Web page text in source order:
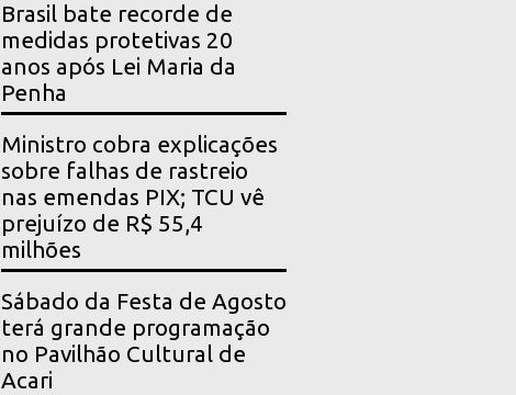
Brasil bate recorde de
medidas protetivas 20
anos após Lei Maria da
Penha
Ministro cobra explicações
sobre falhas de rastreio
nas emendas PIX; TCU vê
prejuízo de R$ 55,4
milhões
Sábado da Festa de Agosto
terá grande programação
no Pavilhão Cultural de
Acari